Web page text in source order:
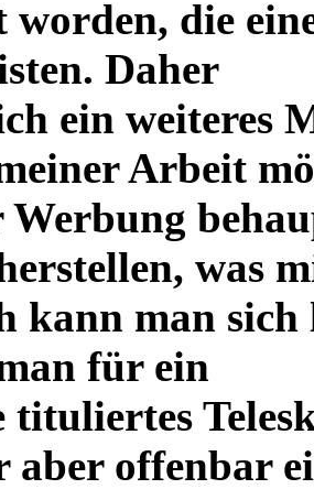
worden, die
Daher
ein weiteres
Arbeit
Werbung
was
kann man sich
für ein
tituliertes
aber offenbar